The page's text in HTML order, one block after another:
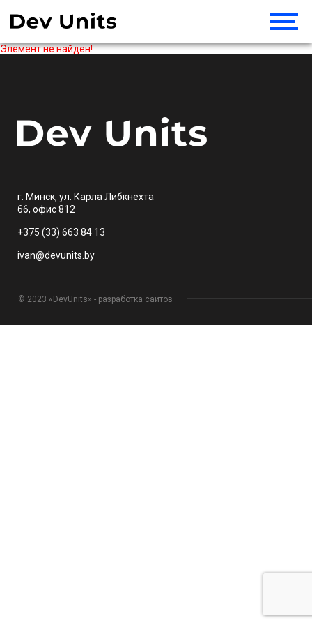
Элемент не найден!
г. Минск, ул. Карла Либкнехта
66, офис 812
+375 (33) 663 84 13
ivan@devunits.by
© 2023 «DevUnits» - разработка сайтов